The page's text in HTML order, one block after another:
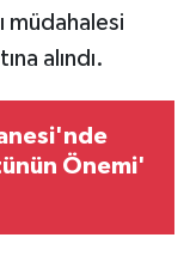
müdahalesi
alındı.
Önemi'